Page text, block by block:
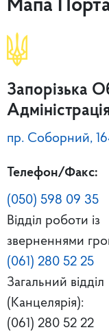
Мапа
Запорізька
пр. Соборний,
Телефон/Факс:
(050) 598 09 35
Відділ роботи із
зверненнями
(061) 280 52 25
Загальний відділ
(Канцелярія):
(061) 280 52 22